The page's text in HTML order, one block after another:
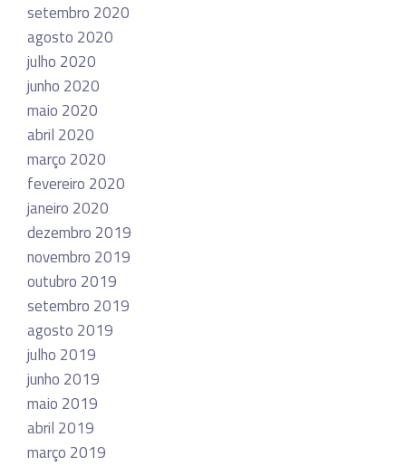
setembro 2020
agosto 2020
julho 2020
junho 2020
maio 2020
abril 2020
março 2020
fevereiro 2020
janeiro 2020
dezembro 2019
novembro 2019
outubro 2019
setembro 2019
agosto 2019
julho 2019
junho 2019
maio 2019
abril 2019
março 2019